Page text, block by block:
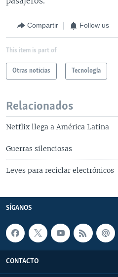
Compartir Follow us
This item is part of
Otras noticias Tecnología
Relacionados
Netflix llega a América Latina
Guerras silenciosas
Leyes para reciclar electrónicos
SÍGANOS
CONTACTO